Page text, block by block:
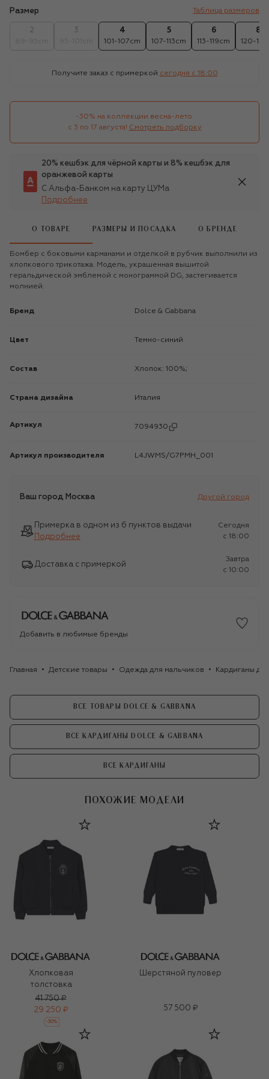
Размер Таблица размеров
4
101-107cm
5
107-113cm
6
113-119cm
8
120-
Получите заказ с примеркой сегодня c 18:00
-30% на коллекции весна-лето
с 3 по 17 августа! Смотреть подборку
20% кешбэк для чёрной карты и 8% кешбэк для
оранжевой карты
С Альфа-Банком на карту ЦУМа
Подробнее
О ТОВАРЕ РАЗМЕРЫ И ПОСАДКА О БРЕНДЕ
Бомбер с боковыми карманами и отделкой в рубчик выполнили из
хлопкового трикотажа. Модель, украшенная вышитой
геральдической эмблемой с монограммой DG, застегивается
молнией.
Бренд Dolce & Gabbana
Цвет Темно-синий
Состав Хлопок: 100%;
Страна дизайна Италия
Артикул 7094930
Артикул производителя L4JWMS/G7PMH_001
Ваш город Москва Другой город
Примерка в одном из 6 пунктов выдачи
Подробнее
Сегодня
c 18:00
Доставка с примеркой
Завтра
c 10:00
Добавить в любимые бренды
Главная Детские товары Одежда для мальчиков Кардиганы
ВСЕ ТОВАРЫ DOLCE & GABBANA
ВСЕ КАРДИГАНЫ DOLCE & GABBANA
ВСЕ КАРДИГАНЫ
ПОХОЖИЕ МОДЕЛИ
Хлопковая
толстовка
41 750 ₽
29 250 ₽
-30%
Шерстяной пуловер
57 500 ₽